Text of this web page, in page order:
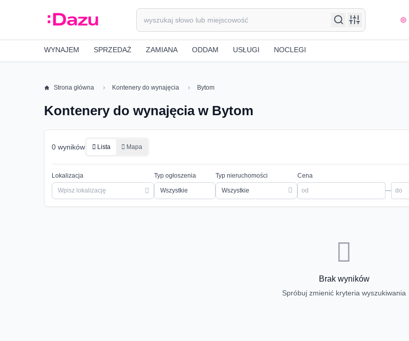
WYNAJEM SPRZEDAŻ ZAMIANA ODDAM USŁUGI NOCLEGI
Strona główna Kontenery do wynajęcia Bytom
Kontenery do wynajęcia w Bytom
0 wyników Lista Mapa
Lokalizacja Typ ogłoszenia Typ nieruchomości
Wszystkie
Cena
—
Brak wyników
Spróbuj zmienić kryteria wyszukiwania